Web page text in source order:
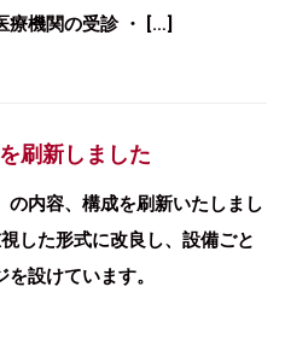
療機関の受診 ・ […]
刷新しました
の内容、構成を刷新いたしまし
た形式に改良し、設備ごと
設けています。